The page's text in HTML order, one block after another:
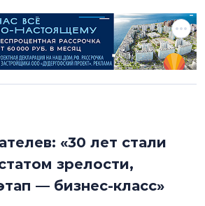
«30 лет стали
зрелости,
— бизнес-класс»